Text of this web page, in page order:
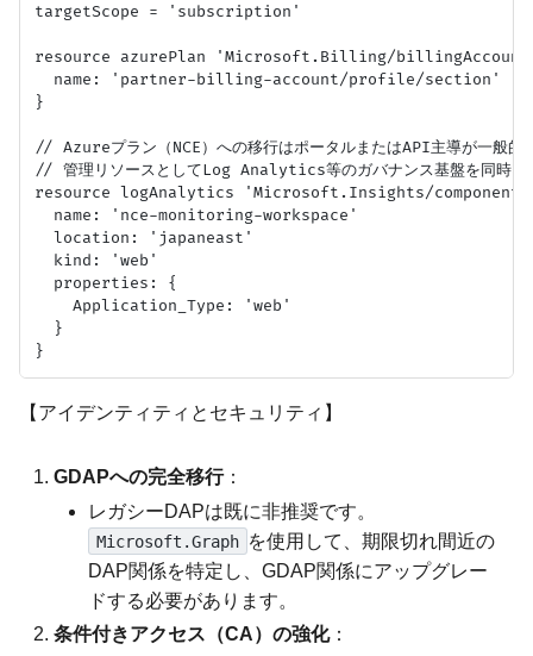
targetScope = 'subscription'
resource azurePlan 'Microsoft.Billing/
  name: 'partner-billing-account/profile/section'
}
// Azureプラン（NCE）への移行はポータルまたはAPI主導が一般的
// 管理リソースとしてLog Analytics等のガバナンス基盤を同時に
resource logAnalytics 'Microsoft.Insights/
  name: 'nce-monitoring-workspace'
  location: 'japaneast'
  kind: 'web'
  properties: {
    Application_Type: 'web'
  }
【アイデンティティとセキュリティ】
GDAPへの完全移行：
レガシーDAPは既に非推奨です。
Microsoft.Graph を使用して、期限切れ間近の
DAP関係を特定し、GDAP関係にアップグレー
ドする必要があります。
条件付きアクセス（CA）の強化：